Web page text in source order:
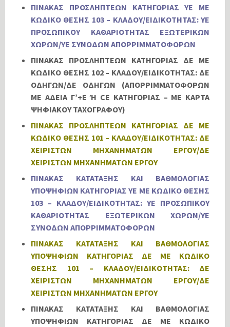
ΠΙΝΑΚΑΣ ΠΡΟΣΛΗΠΤΕΩΝ ΚΑΤΗΓΟΡΙΑΣ ΥΕ ΜΕ
ΚΩΔΙΚΟ ΘΕΣΗΣ 103 – ΚΛΑΔΟΥ/ΕΙΔΙΚΟΤΗΤΑΣ: ΥΕ
ΠΡΟΣΩΠΙΚΟΥ ΚΑΘΑΡΙΟΤΗΤΑΣ ΕΞΩΤΕΡΙΚΩΝ
ΧΩΡΩΝ/ΥΕ ΣΥΝΟΔΩΝ ΑΠΟΡΡΙΜΜΑΤΟΦΟΡΩΝ
ΠΙΝΑΚΑΣ ΠΡΟΣΛΗΠΤΕΩΝ ΚΑΤΗΓΟΡΙΑΣ ΔΕ ΜΕ
ΚΩΔΙΚΟ ΘΕΣΗΣ 102 – ΚΛΑΔΟΥ/ΕΙΔΙΚΟΤΗΤΑΣ: ΔΕ
ΟΔΗΓΩΝ/ΔΕ ΟΔΗΓΩΝ (ΑΠΟΡΡΙΜΜΑΤΟΦΟΡΩΝ
ΜΕ ΑΔΕΙΑ Γ’+Ε Ή CE ΚΑΤΗΓΟΡΙΑΣ – ΜΕ ΚΑΡΤΑ
ΨΗΦΙΑΚΟΥ ΤΑΧΟΓΡΑΦΟΥ)
ΠΙΝΑΚΑΣ ΠΡΟΣΛΗΠΤΕΩΝ ΚΑΤΗΓΟΡΙΑΣ ΔΕ ΜΕ
ΚΩΔΙΚΟ ΘΕΣΗΣ 101 – ΚΛΑΔΟΥ/ΕΙΔΙΚΟΤΗΤΑΣ: ΔΕ
ΧΕΙΡΙΣΤΩΝ ΜΗΧΑΝΗΜΑΤΩΝ ΕΡΓΟΥ/ΔΕ
ΧΕΙΡΙΣΤΩΝ ΜΗΧΑΝΗΜΑΤΩΝ ΕΡΓΟΥ
ΠΙΝΑΚΑΣ ΚΑΤΑΤΑΞΗΣ ΚΑΙ ΒΑΘΜΟΛΟΓΙΑΣ
ΥΠΟΨΗΦΙΩΝ ΚΑΤΗΓΟΡΙΑΣ ΥΕ ΜΕ ΚΩΔΙΚΟ ΘΕΣΗΣ
103 – ΚΛΑΔΟΥ/ΕΙΔΙΚΟΤΗΤΑΣ: ΥΕ ΠΡΟΣΩΠΙΚΟΥ
ΚΑΘΑΡΙΟΤΗΤΑΣ ΕΞΩΤΕΡΙΚΩΝ ΧΩΡΩΝ/ΥΕ
ΣΥΝΟΔΩΝ ΑΠΟΡΡΙΜΜΑΤΟΦΟΡΩΝ
ΠΙΝΑΚΑΣ ΚΑΤΑΤΑΞΗΣ ΚΑΙ ΒΑΘΜΟΛΟΓΙΑΣ
ΥΠΟΨΗΦΙΩΝ ΚΑΤΗΓΟΡΙΑΣ ΔΕ ΜΕ ΚΩΔΙΚΟ
ΘΕΣΗΣ 101 – ΚΛΑΔΟΥ/ΕΙΔΙΚΟΤΗΤΑΣ: ΔΕ
ΧΕΙΡΙΣΤΩΝ ΜΗΧΑΝΗΜΑΤΩΝ ΕΡΓΟΥ/ΔΕ
ΧΕΙΡΙΣΤΩΝ ΜΗΧΑΝΗΜΑΤΩΝ ΕΡΓΟΥ
ΠΙΝΑΚΑΣ ΚΑΤΑΤΑΞΗΣ ΚΑΙ ΒΑΘΜΟΛΟΓΙΑΣ
ΥΠΟΨΗΦΙΩΝ ΚΑΤΗΓΟΡΙΑΣ ΔΕ ΜΕ ΚΩΔΙΚΟ